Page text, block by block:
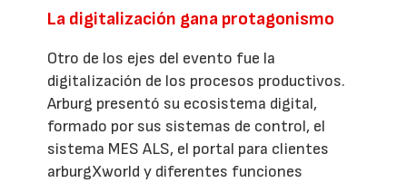
La digitalización gana protagonismo
Otro de los ejes del evento fue la
digitalización de los procesos productivos.
Arburg presentó su ecosistema digital,
formado por sus sistemas de control, el
sistema MES ALS, el portal para clientes
arburgXworld y diferentes funciones